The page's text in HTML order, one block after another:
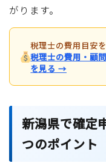
がります。
税理士の費用目安
税理士の費用・顧
を見る →
新潟県で確定
つのポイント